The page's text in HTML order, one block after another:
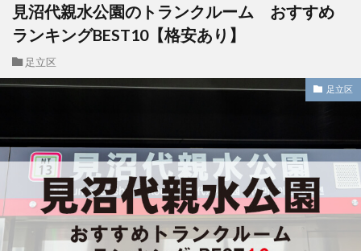
見沼代親水公園のトランクルーム おすすめ
ランキングBEST10【格安あり】
足立区
足立区